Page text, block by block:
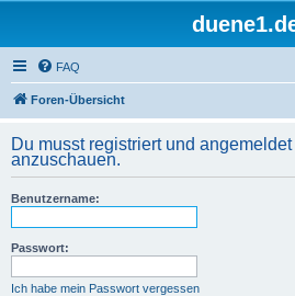
FAQ
Foren-Übersicht
Du musst registriert und
anzuschauen.
Benutzername:
Passwort:
Ich habe mein Passwort vergessen